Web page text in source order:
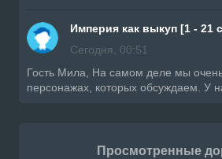
Империя как выкуп [1 - 21
Сегодня, 00:51
Гость Мила, На самом деле мы
персонажах, которых обсуждаем. У
Просмотренные